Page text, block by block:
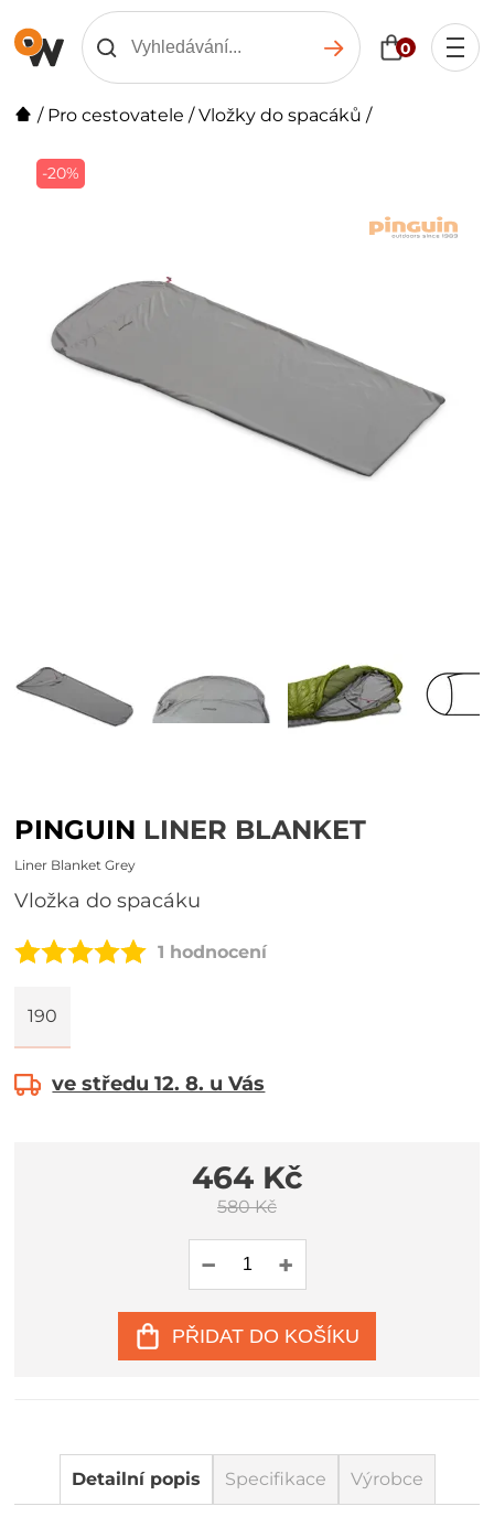
0
/ Pro cestovatele /Vložky do spacáků /
-20%
PINGUIN LINER BLANKET
Liner Blanket Grey
vložka do spacáku
1 hodnocení
190
ve středu 12. 8. u Vás
464 Kč
580 Kč
PŘIDAT DO KOŠÍKU
Detailní popis Specifikace Výrobce